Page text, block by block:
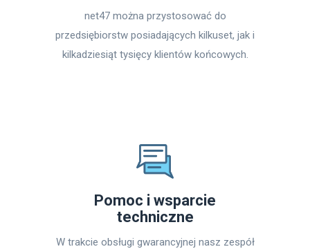
net47 można przystosować do
przedsiębiorstw posiadających kilkuset, jak i
kilkadziesiąt tysięcy klientów końcowych.
Pomoc i wsparcie
techniczne
W trakcie obsługi gwarancyjnej nasz zespół